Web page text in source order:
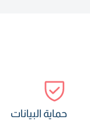
حماية البيانات